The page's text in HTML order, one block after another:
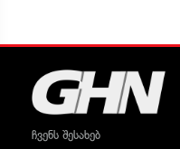
ჩვენს შესახებ